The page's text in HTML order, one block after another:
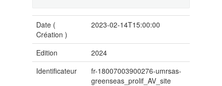
Date (
Création )
2023-02-14T15:00:00
Edition
2024
Identificateur
fr-18007003900276-umrsas-
greenseas_prolif_AV_site